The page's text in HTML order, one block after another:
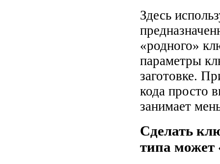
Здесь
«родного»
параметры
заготовке.
кода просто
занимает
Сделать
типа может